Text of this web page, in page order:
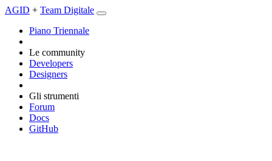
AGID + Team Digitale
Piano Triennale
Le community
Developers
Designers
Gli strumenti
Forum
Docs
GitHub